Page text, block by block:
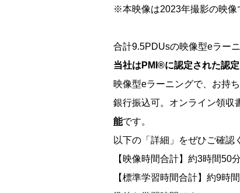
※本映像は2023年撮影の映像
合計9.5PDUsの映像型eラー
当社はPMI®に認定された認
映像型eラーニングで、お持
銀行振込可。オンライン領収
能です。
以下の「詳細」をぜひご確認
【映像時間合計】約3時間50
【標準学習時間合計】約9時